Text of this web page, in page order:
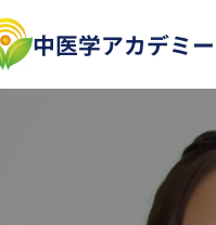
中医学アカデミー